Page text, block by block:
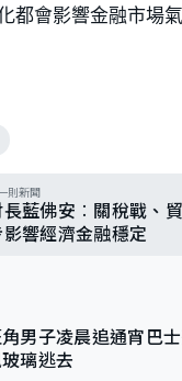
都會影響金融市場氣
則新聞
長藍佛安︰關稅戰、
響經濟金融穩定
角男子凌晨追通宵巴
玻璃逃去